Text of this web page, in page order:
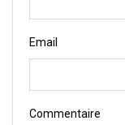
Email
Commentaire